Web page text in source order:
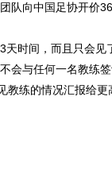
队向中国足协开价
间，而且只会见
会与任何一名教练
教练的情况汇报给